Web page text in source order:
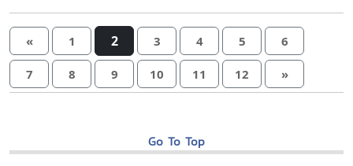
« 1 2 3 4 5 6
7 8 9 10 11 12 »
Go To Top